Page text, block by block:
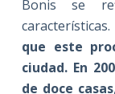
Bonis se
características.
que este
ciudad. En
de doce casas